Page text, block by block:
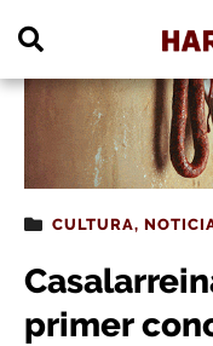
CULTURA,
primer